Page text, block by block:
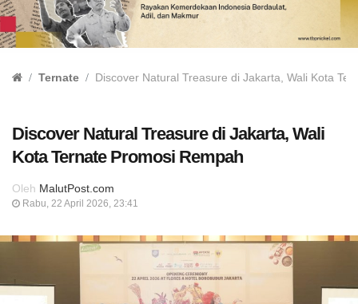
Ternate Discover Natural Treasure di Jakarta, Wali Kota
Discover Natural Treasure di Jakarta, Wali
Kota Ternate Promosi Rempah
Oleh MalutPost.com
Rabu, 22 April 2026, 23:41